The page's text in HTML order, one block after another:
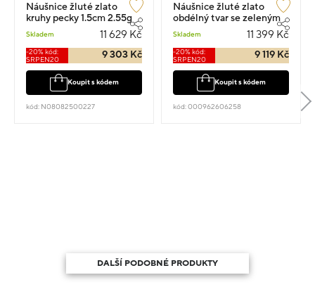
Náušnice žluté zlato
kruhy pecky 1.5cm 2.55g
Skladem 11 629 Kč
-20% kód:
SRPEN20
9 303 Kč
Koupit s kódem
kód: N08082500227
Náušnice žluté zlato
obdélný tvar se zeleným
kamenem 1.0cm 2.5g
Skladem 11 399 Kč
-20% kód:
SRPEN20
9 119 Kč
Koupit s kódem
kód: 000962606258
DALŠÍ PODOBNÉ PRODUKTY